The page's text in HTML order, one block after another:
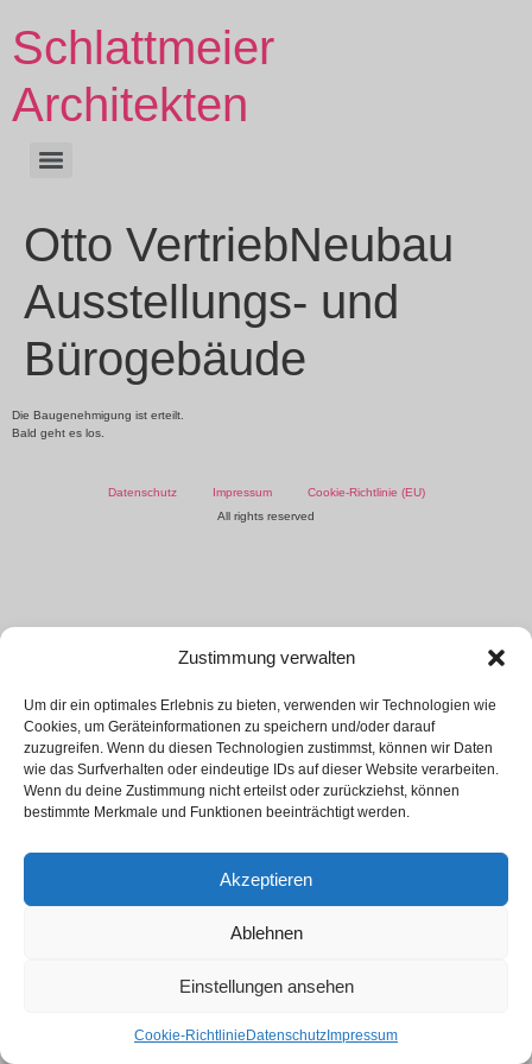
Zustimmung verwalten
Um dir ein optimales Erlebnis zu bieten, verwenden wir Technologien wie
Cookies, um Geräteinformationen zu speichern und/oder darauf
zuzugreifen. Wenn du diesen Technologien zustimmst, können wir Daten
wie das Surfverhalten oder eindeutige IDs auf dieser Website verarbeiten.
Wenn du deine Zustimmung nicht erteilst oder zurückziehst, können
bestimmte Merkmale und Funktionen beeinträchtigt werden.
Akzeptieren
Ablehnen
Einstellungen ansehen
Cookie-Richtlinie Datenschutz Impressum
Schlattmeier
Architekten
Otto VertriebNeubau
Ausstellungs- und
Bürogebäude
Die Baugenehmigung ist erteilt.
Bald geht es los.
Datenschutz Impressum
Cookie-Richtlinie (EU)
All rights reserved